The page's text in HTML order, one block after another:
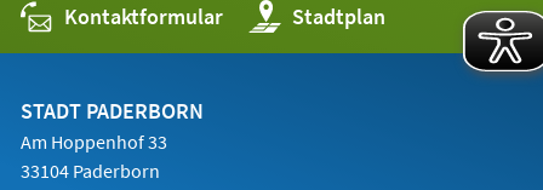
Kontaktformular Stadtplan
(Öffnet
in
einem
STADT PADERBORN
Am Hoppenhof 33
33104 Paderborn